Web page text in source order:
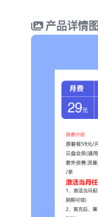
产品详情图